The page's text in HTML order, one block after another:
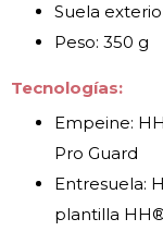
Suela
Peso: 350 g
Tecnologías:
Empeine:
Pro Guard
Entresuela:
plantilla